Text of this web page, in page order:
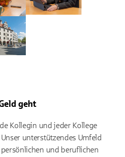
geht
Kollegin und jeder Kollege
unterstützendes Umfeld
und beruflichen